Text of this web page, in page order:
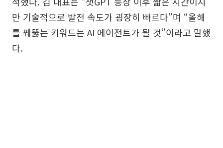
만 기술적으로 발전 속도가 굉장히 빠르다”며 “올해
를 꿰뚫는 키워드는 AI 에이전트가 될 것”이라고 말했
다.